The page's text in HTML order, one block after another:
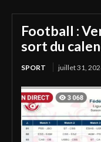
Football :
sort du
SPORT juillet 31,